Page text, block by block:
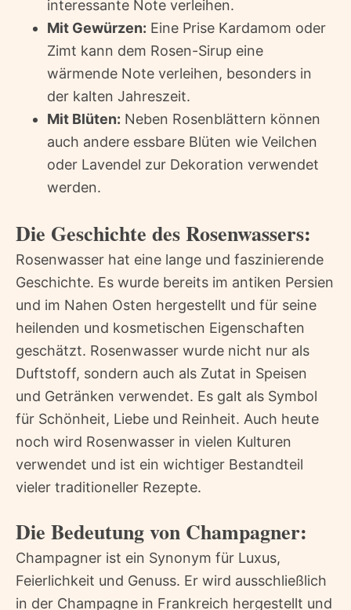
interessante Note verleihen.
Mit Gewürzen: Eine Prise Kardamom oder
Zimt kann dem Rosen-Sirup eine
wärmende Note verleihen, besonders in
der kalten Jahreszeit.
Mit Blüten: Neben Rosenblättern können
auch andere essbare Blüten wie Veilchen
oder Lavendel zur Dekoration verwendet
werden.
Die Geschichte des Rosenwassers:
Rosenwasser hat eine lange und faszinierende
Geschichte. Es wurde bereits im antiken Persien
und im Nahen Osten hergestellt und für seine
heilenden und kosmetischen Eigenschaften
geschätzt. Rosenwasser wurde nicht nur als
Duftstoff, sondern auch als Zutat in Speisen
und Getränken verwendet. Es galt als Symbol
für Schönheit, Liebe und Reinheit. Auch heute
noch wird Rosenwasser in vielen Kulturen
verwendet und ist ein wichtiger Bestandteil
vieler traditioneller Rezepte.
Die Bedeutung von Champagner:
Champagner ist ein Synonym für Luxus,
Feierlichkeit und Genuss. Er wird ausschließlich
in der Champagne in Frankreich hergestellt und